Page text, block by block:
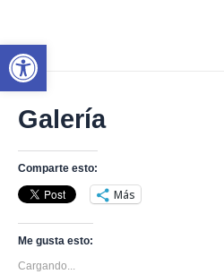
Abrir barra de herramientas
Galería
Comparte esto:
Más
Me gusta esto:
Cargando...